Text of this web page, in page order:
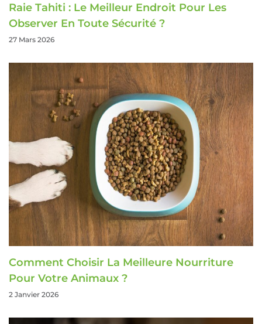
Raie Tahiti : Le Meilleur Endroit Pour Les
Observer En Toute Sécurité ?
27 Mars 2026
Comment Choisir La Meilleure Nourriture
Pour Votre Animaux ?
2 Janvier 2026